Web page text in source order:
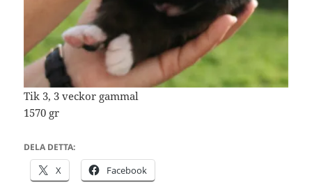
Tik 3, 3 veckor gammal
1570 gr
DELA DETTA:
X Facebook